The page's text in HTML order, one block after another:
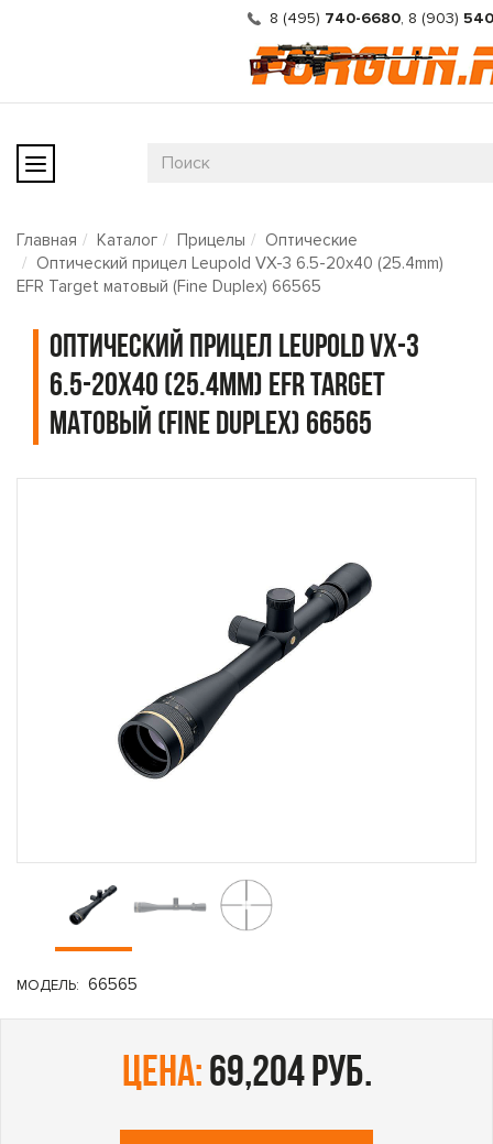
8 (495) 740-6680, 8 (903)
Главная Каталог Прицелы
Оптические
Оптический прицел Leupold VX-3 6.5-20x40 (25.4mm)
EFR Target матовый (Fine Duplex) 66565
Оптический прицел Leupold VX-3
6.5-20x40 (25.4mm) EFR Target
матовый (Fine Duplex) 66565
МОДЕЛЬ: 66565
цена: 69,204 руб.